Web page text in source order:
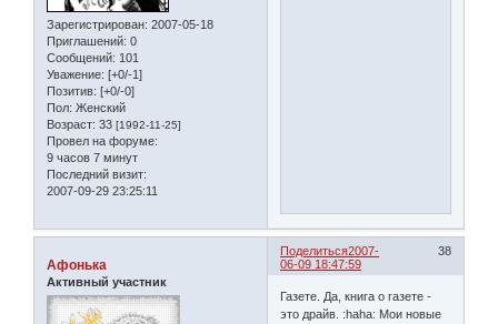
Зарегистрирован: 2007-05-18
Приглашений: 0
Сообщений: 101
Уважение: [+0/-1]
Позитив: [+0/-0]
Пол: Женский
Возраст: 33 [1992-11-25]
Провел на форуме:
9 часов 7 минут
Последний визит:
2007-09-29 23:25:11
Поделиться 38
2007-
06-09 18:47:59
Афонька
Активный участник
Газете. Да, книга о газете -
это драйв. :haha: Мои новые